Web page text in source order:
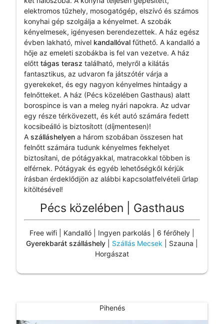
elektromos tűzhely, mosogatógép, elszívó és számos
konyhai gép szolgálja a kényelmet. A szobák
kényelmesek, igényesen berendezettek. A ház egész
évben lakható, mivel kandallóvalfűthető. A kandalló a
hője az emeleti szobákba is fel van vezetve. A ház
előtt tágas terasz található, melyről a kilátás
fantasztikus, az udvaron fa játszótér várja a
gyerekeket, és egy nagyon kényelmes hintaágy a
felnőtteket. A ház (Pécs közelében Gasthaus) alatt
borospince is van a meleg nyári napokra. Az udvar
egy része térkövezett, és két autó számára fedett
kocsibeálló is biztosított (díjmentesen)!
A szálláshelyena három szobában összesen hat
felnőtt számára tudunk kényelmes fekhelyet
biztosítani, de pótágyakkal, matracokkal többen is
elférnek. Pótágyak és egyéb lehetőségkől kérjük
írásban érdeklődjön az alábbi kapcsolatfelvételi űrlap
kitöltésével!
Pécs közelében | Gasthaus
Free wifi | Kandalló | Ingyen parkolás | 6 férőhely |
Gyerekbarát szálláshely
Szállás Mecsek | Szauna |
Horgászat
Pihenés